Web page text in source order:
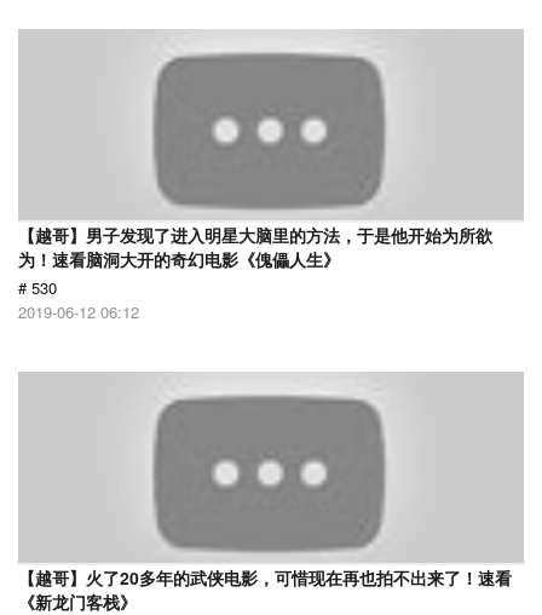
【越哥】男子发现了进入明星大脑里的方法，于是他开始为所欲
为！速看脑洞大开的奇幻电影《傀儡人生》
# 530
2019-06-12 06:12
【越哥】火了20多年的武侠电影，可惜现在再也拍不出来了！速看
《新龙门客栈》